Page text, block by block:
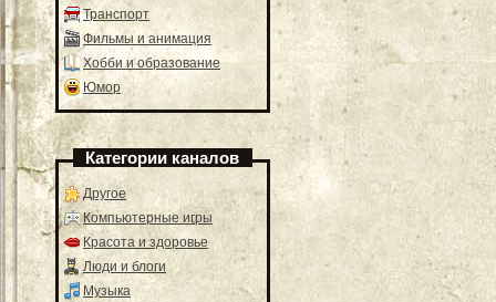
Транспорт
Фильмы и анимация
Хобби и образование
Юмор
Категории каналов
Другое
Компьютерные игры
Красота и здоровье
Люди и блоги
Музыка